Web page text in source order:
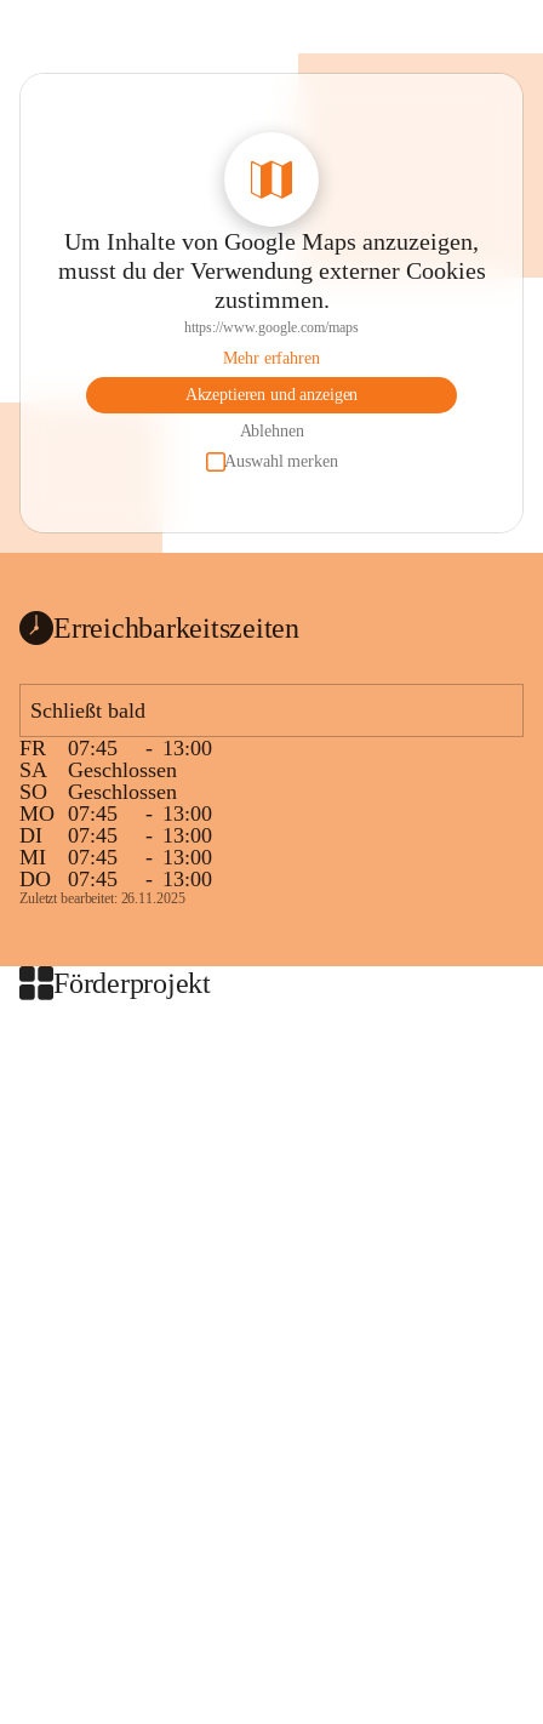
Um Inhalte von Google Maps anzuzeigen,
musst du der Verwendung externer Cookies
zustimmen.
https://www.google.com/maps
Mehr erfahren
Akzeptieren und anzeigen
Ablehnen
Auswahl merken
Erreichbarkeitszeiten
Schließt bald
FR
07:45 - 13:00
SA
Geschlossen
SO
Geschlossen
MO 07:45 - 13:00
DI
07:45 - 13:00
MI
07:45 - 13:00
DO
07:45 - 13:00
Zuletzt bearbeitet: 26.11.2025
Förderprojekt